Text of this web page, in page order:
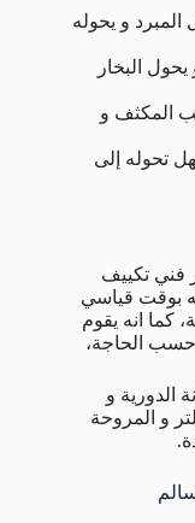
المبرد و يحوله
البخار
المكثف و
تحوله إلى
فني تكييف
بوقت قياسي
كما انه يقوم
حسب الحاجة،
الدورية و
و المروحة